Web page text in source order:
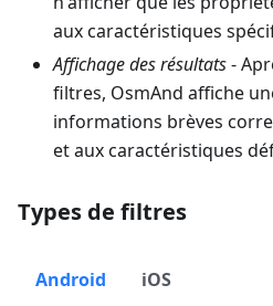
aux caractéristiques
Affichage des résultats-
filtres, OsmAnd affiche
informations brèves
et aux caractéristiques
Types de filtres
Android iOS